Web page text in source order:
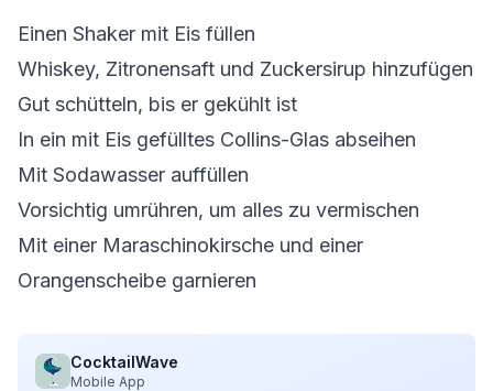
Einen Shaker mit Eis füllen
Whiskey, Zitronensaft und Zuckersirup hinzufügen
Gut schütteln, bis er gekühlt ist
In ein mit Eis gefülltes Collins-Glas abseihen
Mit Sodawasser auffüllen
Vorsichtig umrühren, um alles zu vermischen
Mit einer Maraschinokirsche und einer
Orangenscheibe garnieren
CocktailWave
Mobile App